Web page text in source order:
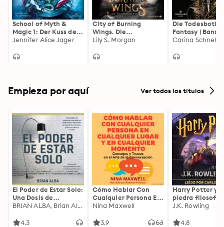
School of Myth &
Magic 1: Der Kuss der
Nixe
Jennifer Alice Jager
City of Burning
Wings. Die
Aschekriegerin
Lily S. Morgan
Die Todesbotin:
Fantasy |
Hexen und eine
düsteren
Carina Schnell
Empieza por aquí Ver todos los títulos
El Poder de Estar Solo:
Una Dosis de
Motivación
Ideas Revolucionarias
BRIAN ALBA, Brian Alba
4.3
Cómo Hablar Con
Cualquier Persona En
Cualquier Lugar Y En
Nina Maxwell
3.9
Harry Potter y
piedra filosofal
J.K. Rowling
4.8